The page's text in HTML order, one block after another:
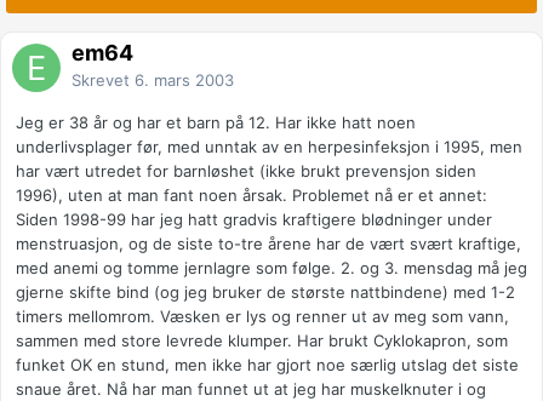
em64
Skrevet 6. mars 2003
Jeg er 38 år og har et barn på 12. Har ikke hatt noen
underlivsplager før, med unntak av en herpesinfeksjon i 1995, men
har vært utredet for barnløshet (ikke brukt prevensjon siden
1996), uten at man fant noen årsak. Problemet nå er et annet:
Siden 1998-99 har jeg hatt gradvis kraftigere blødninger under
menstruasjon, og de siste to-tre årene har de vært svært kraftige,
med anemi og tomme jernlagre som følge. 2. og 3. mensdag må jeg
gjerne skifte bind (og jeg bruker de største nattbindene) med 1-2
timers mellomrom. Væsken er lys og renner ut av meg som vann,
sammen med store levrede klumper. Har brukt Cyklokapron, som
funket OK en stund, men ikke har gjort noe særlig utslag det siste
snaue året. Nå har man funnet ut at jeg har muskelknuter i og